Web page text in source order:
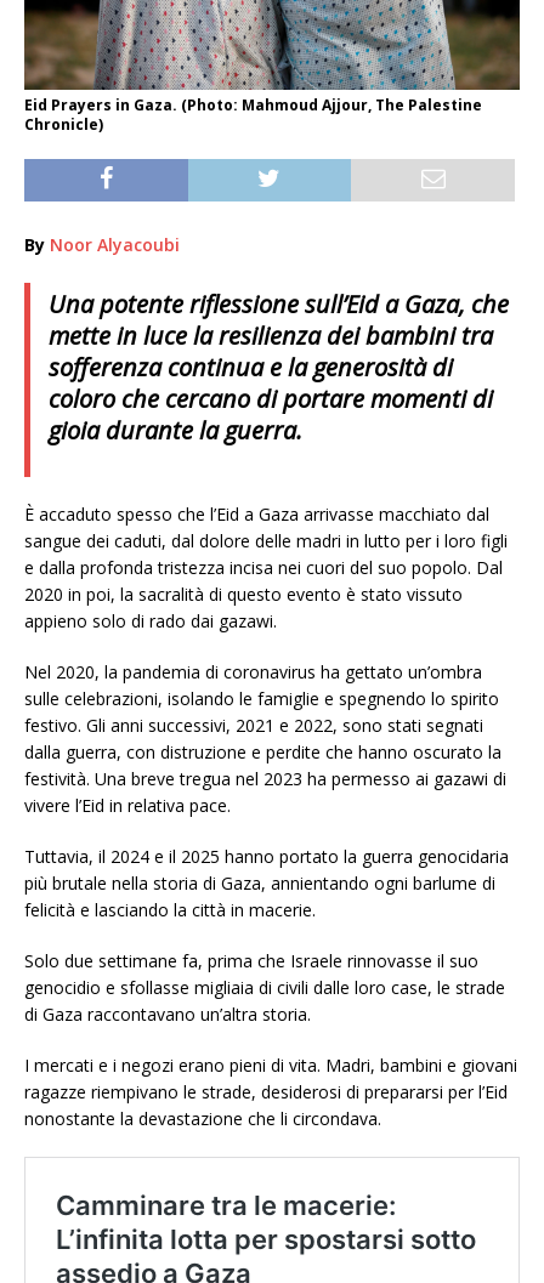
Eid Prayers in Gaza. (Photo: Mahmoud Ajjour, The Palestine
Chronicle)
By Noor Alyacoubi
Una potente riflessione sull’Eid a Gaza, che
mette in luce la resilienza dei bambini tra
sofferenza continua e la generosità di
coloro che cercano di portare momenti di
gioia durante la guerra.
È accaduto spesso che l’Eid a Gaza arrivasse macchiato dal
sangue dei caduti, dal dolore delle madri in lutto per i loro figli
e dalla profonda tristezza incisa nei cuori del suo popolo. Dal
2020 in poi, la sacralità di questo evento è stato vissuto
appieno solo di rado dai gazawi.
Nel 2020, la pandemia di coronavirus ha gettato un’ombra
sulle celebrazioni, isolando le famiglie e spegnendo lo spirito
festivo. Gli anni successivi, 2021 e 2022, sono stati segnati
dalla guerra, con distruzione e perdite che hanno oscurato la
festività. Una breve tregua nel 2023 ha permesso ai gazawi di
vivere l’Eid in relativa pace.
Tuttavia, il 2024 e il 2025 hanno portato la guerra genocidaria
più brutale nella storia di Gaza, annientando ogni barlume di
felicità e lasciando la città in macerie.
Solo due settimane fa, prima che Israele rinnovasse il suo
genocidio e sfollasse migliaia di civili dalle loro case, le strade
di Gaza raccontavano un’altra storia.
I mercati e i negozi erano pieni di vita. Madri, bambini e giovani
ragazze riempivano le strade, desiderosi di prepararsi per l’Eid
nonostante la devastazione che li circondava.